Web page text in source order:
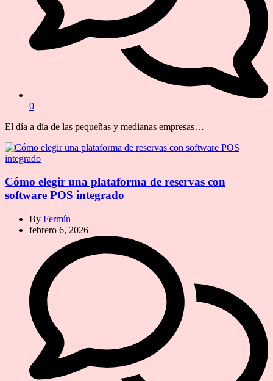
0
El día a día de las pequeñas y medianas empresas…
Cómo elegir una plataforma de reservas con
software POS integrado
By Fermín
febrero 6, 2026